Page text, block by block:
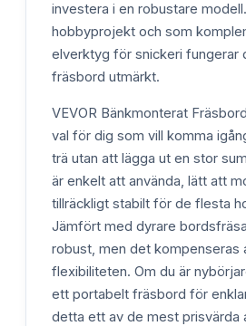
investera i en robustare
hobbyprojekt och som
elverktyg för snickeri fungerar
fräsbord utmärkt.
VEVOR Bänkmonterat
val för dig som vill komma
trä utan att lägga ut en stor
är enkelt att använda, lätt att
tillräckligt stabilt för de flesta
Jämfört med dyrare
robust, men det kompenseras
flexibiliteten. Om du är
ett portabelt fräsbord för
detta ett av de mest prisvärda